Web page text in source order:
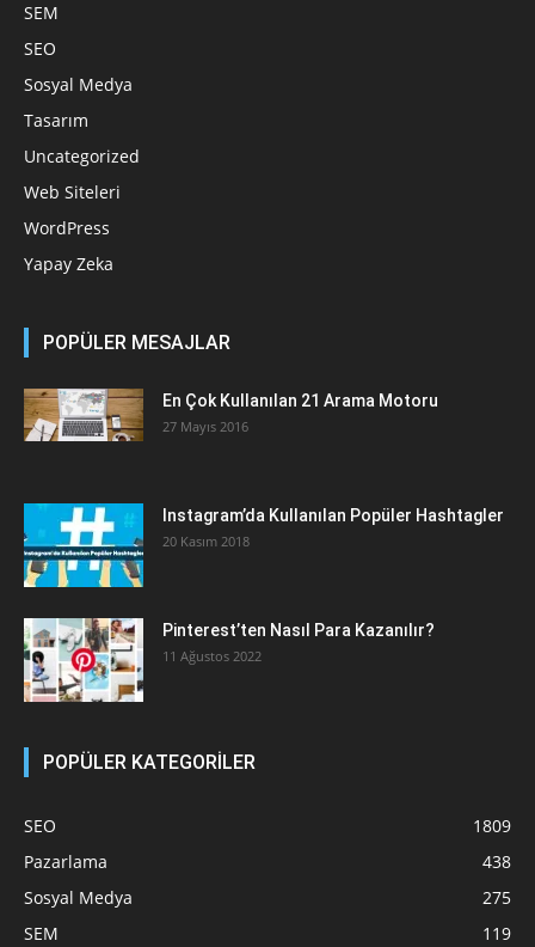
SEM
SEO
Sosyal Medya
Tasarım
Uncategorized
Web Siteleri
WordPress
Yapay Zeka
POPÜLER MESAJLAR
En Çok Kullanılan 21 Arama Motoru
27 Mayıs 2016
Instagram’da Kullanılan Popüler Hashtagler
20 Kasım 2018
Pinterest’ten Nasıl Para Kazanılır?
11 Ağustos 2022
POPÜLER KATEGORİLER
SEO
1809
Pazarlama
438
Sosyal Medya
275
SEM
119